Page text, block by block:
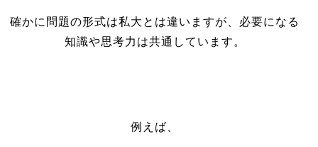
確かに問題の形式は私大とは違いますが、必要になる
知識や思考力は共通しています。
例えば、